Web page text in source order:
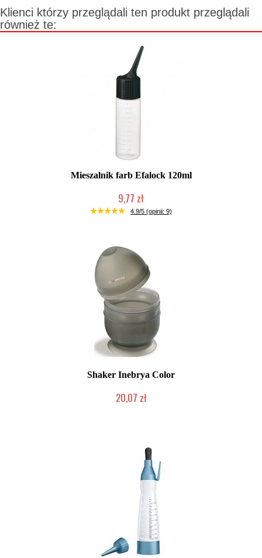
Klienci którzy przeglądali ten produkt przeglądali
również te:
Mieszalnik farb Efalock 120ml
9,77 zł
Duża ilość (wysyłka w 24h)
4.9/5 (opinii: 9)
Shaker Inebrya Color
20,07 zł